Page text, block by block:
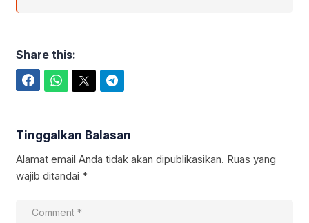
Share this:
Tinggalkan Balasan
Alamat email Anda tidak akan dipublikasikan. Ruas yang
wajib ditandai *